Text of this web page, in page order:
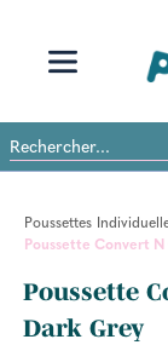
Poussettes
Poussette Convert
Poussette
Dark Grey